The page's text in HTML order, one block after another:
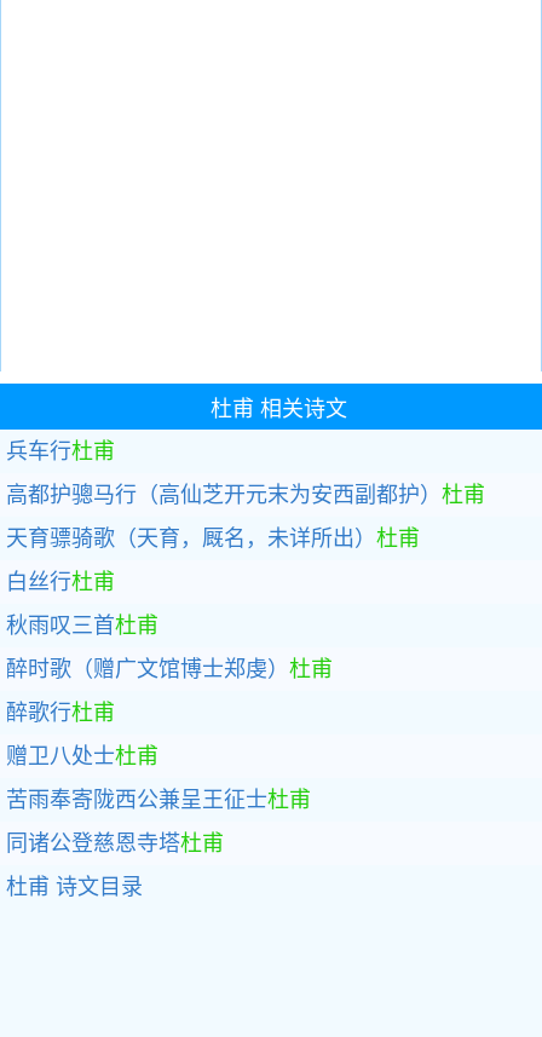
杜甫 相关诗文
兵车行杜甫
高都护骢马行（高仙芝开元末为安西副都护） 杜甫
天育骠骑歌（天育，厩名，未详所出） 杜甫
白丝行杜甫
秋雨叹三首杜甫
醉时歌（赠广文馆博士郑虔） 杜甫
醉歌行杜甫
赠卫八处士杜甫
苦雨奉寄陇西公兼呈王征士杜甫
同诸公登慈恩寺塔杜甫
杜甫 诗文目录